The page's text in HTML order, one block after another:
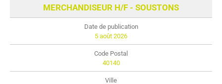
MERCHANDISEUR H/F - SOUSTONS
5 août 2026
40140